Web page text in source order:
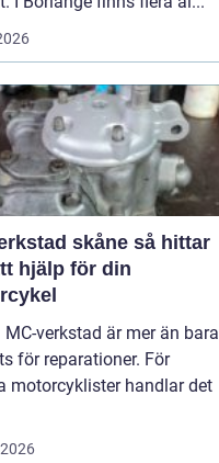
skåne så hittar
hjälp för din
MC-verkstad är mer än bara
för reparationer. För
motorcyklister handlar det